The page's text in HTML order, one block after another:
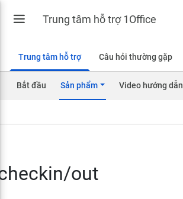
Trung tâm hỗ trợ 1Office
Trung tâm hỗ trợ Câu hỏi thường gặp
Bắt đầu Sản phẩm Video hướng dẫn
out